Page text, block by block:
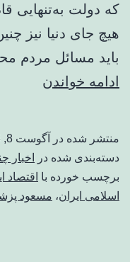
که دولت به‌تنهایی
هیچ جای دنیا نیز
باید مسائل مردم
ادامه خواندن
حل
مردم
منتشر شده در
آگوست 8, 2026
دسته‌بندی شده در
اخبار
برچسب خورده با اقتصاد
اسلامی ایران، مسعود